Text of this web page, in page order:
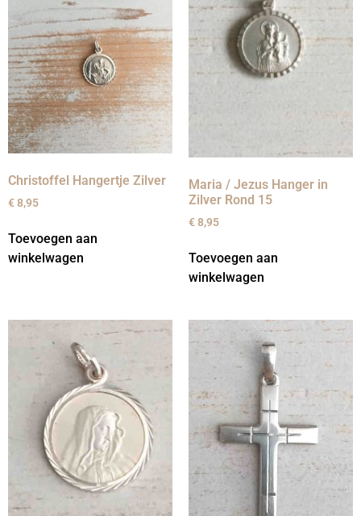
Christoffel Hangertje Zilver
€8,95
Toevoegen aan
winkelwagen
Maria / Jezus Hanger in
Zilver Rond 15
€8,95
Toevoegen aan
winkelwagen